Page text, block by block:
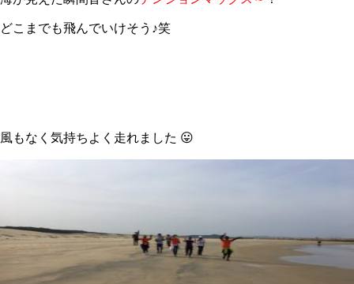
どこまでも飛んでいけそう♪笑
風もなく気持ちよく走れました 😛